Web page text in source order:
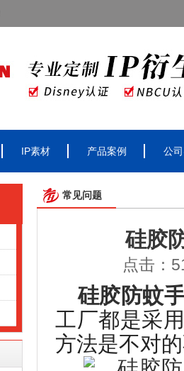
IP素材 产品案例 公
常见问题
硅胶
点击：
硅胶防蚊
工厂都是采
方法是不对